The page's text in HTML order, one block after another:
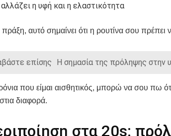
αλλάζει η υφή και η ελαστικότητα
πράξη, αυτό σημαίνει ότι η ρουτίνα σου πρέπει
επίσης Η σημασία της πρόληψης στην
που είμαι αισθητικός, μπορώ να σου πω
διαφορά.
στα 20s: